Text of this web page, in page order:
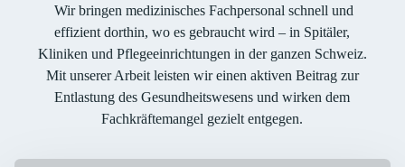
Wir bringen medizinisches Fachpersonal schnell und
effizient dorthin, wo es gebraucht wird – in Spitäler,
Kliniken und Pflegeeinrichtungen in der ganzen Schweiz.
Mit unserer Arbeit leisten wir einen aktiven Beitrag zur
Entlastung des Gesundheitswesens und wirken dem
Fachkräftemangel gezielt entgegen.